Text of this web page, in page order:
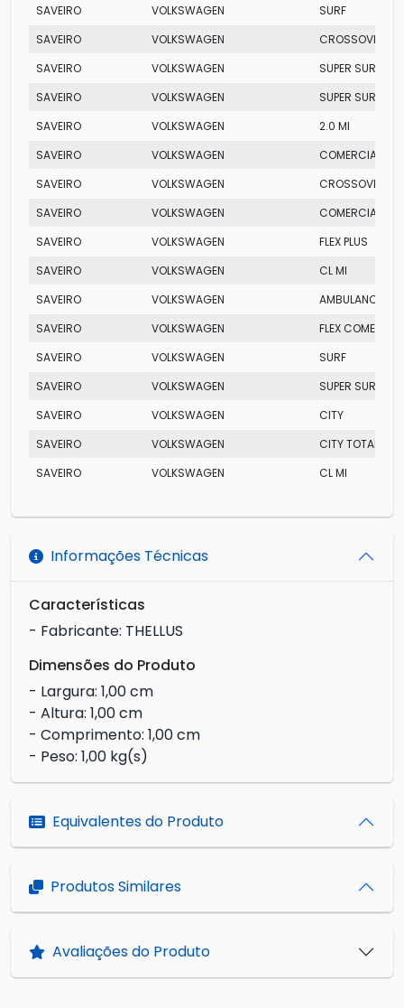
SAVEIRO VOLKSWAGEN
SURF
SAVEIRO
VOLKSWAGEN
CROSSOVER
SAVEIRO
VOLKSWAGEN
SUPER SURF
SAVEIRO
VOLKSWAGEN
SUPER SURF
SAVEIRO
VOLKSWAGEN
2.0 MI
SAVEIRO
VOLKSWAGEN
COMERCIAL
SAVEIRO
VOLKSWAGEN
CROSSOVER
SAVEIRO
VOLKSWAGEN
COMERCIAL
SAVEIRO
VOLKSWAGEN
FLEX PLUS
SAVEIRO
VOLKSWAGEN
CL MI
SAVEIRO
VOLKSWAGEN
AMBULANCIA
SAVEIRO
VOLKSWAGEN
FLEX
SAVEIRO
VOLKSWAGEN
SURF
SAVEIRO
VOLKSWAGEN
SUPER SURF
SAVEIRO
VOLKSWAGEN
CITY
SAVEIRO
VOLKSWAGEN
CITY TOTAL FLEX
SAVEIRO
VOLKSWAGEN CL MI
Informações Técnicas
Características
- Fabricante: THELLUS
Dimensões do Produto
- Largura: 1,00 cm
- Altura: 1,00 cm
- Comprimento: 1,00 cm
- Peso: 1,00 kg(s)
Equivalentes do Produto
Produtos Similares
Avaliações do Produto